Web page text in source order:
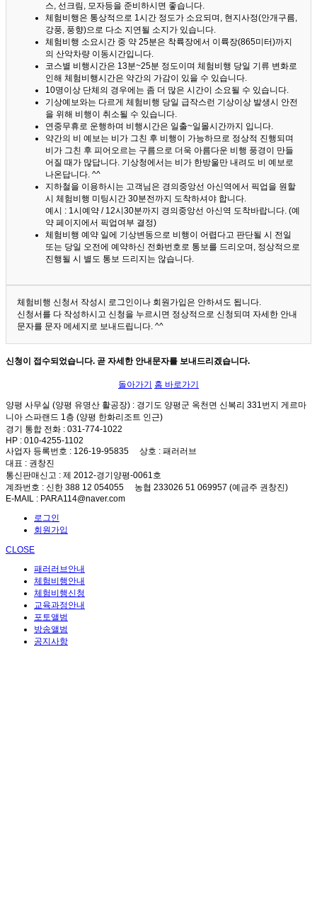
스, 선크림, 모자등을 준비하시면 좋습니다.
체험비행은 통상적으로 1시간 정도가 소요되며, 현지사정(안개구름,
강풍, 풍향)으로 다소 지연될 소지가 있습니다.
체험비행 소요시간 중 약 25분은 착륙장에서 이륙장(865미터)까지
의 산악차량 이동시간입니다.
코스별 비행시간은 13분~25분 정도이며 체험비행 당일 기류 변화로
인해 체험비행시간은 약간의 가감이 있을 수 있습니다.
10명이상 단체의 경우에는 좀 더 많은 시간이 소요될 수 있습니다.
기상예보와는 다르게 체험비행 당일 급작스런 기상이상 발생시 안전
을 위해 비행이 취소될 수 있습니다.
연중무휴로 운행하며 비행시간은 일출~일몰시간까지 입니다.
약간의 비 예보는 비가 그친 후 비행이 가능하므로 정상적 진행되며
비가 그친 후 피어오르는 구름으로 더욱 아름다운 비행 풍경이 만들
어질 때가 많답니다. 기상청에서는 비가 한방울만 내려도 비 예보로
나온답니다. ^^
지하철을 이용하시는 고객님은 경의중앙선 아신역에서 픽업을 원할
시 체험비행 미팅시간 30분전까지 도착하셔야 합니다.
예시 : 1시예약 / 12시30분까지 경의중앙선 아신역 도착바랍니다. (예
약 페이지에서 픽업여부 결정)
체험비행 예약 일에 기상변동으로 비행이 어렵다고 판단될 시 전일
또는 당일 오전에 예약하신 전화번호로 통보를 드리오며, 정상적으로
진행될 시 별도 통보 드리지는 않습니다.
체험비행 신청서 작성시 로그인이나 회원가입은 안하셔도 됩니다.
신청서를 다 작성하시고 신청을 누르시면 정상적으로 신청되며 자세한 안내
문자를 문자 메세지로 보내드립니다. ^^
신청이 접수되었습니다. 곧 자세한 안내문자를 보내드리겠습니다.
돌아가기 홈 바로가기
양평 사무실 (양평 유명산 활공장) : 경기도 양평군 옥천면 신복리 331번지 게르마
니아 스파랜드 1층 (양평 한화리조트 인근)
경기 통합 전화 : 031-774-1022
HP : 010-4255-1102
사업자 등록번호 : 126-19-95835 상호 : 패러러브
대표 : 권창진
통신판매신고 : 제 2012-경기양평-0061호
계좌번호 : 신한 388 12 054055 농협 233026 51 069957 (예금주 권창진)
E-MAIL : PARA114@naver.com
로그인
회원가입
CLOSE
패러러브안내
체험비행안내
체험비행신청
교육과정안내
포토앨범
방송앨범
공지사항